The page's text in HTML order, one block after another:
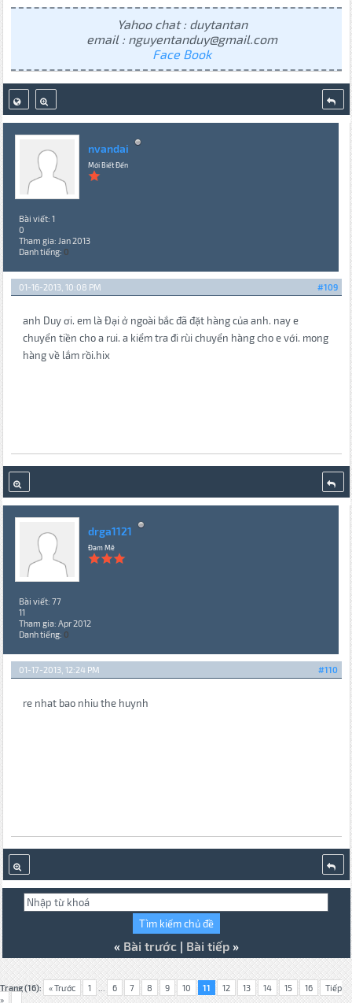
Yahoo chat : duytantan
email : nguyentanduy@gmail.com
Face Book
nvandai
Mới Biết Đến
Bài viết: 1
0
Tham gia: Jan 2013
Danh tiếng: 0
#109
01-16-2013, 10:08 PM
anh Duy ơi. em là Đại ở ngoài bắc đã đặt hàng của anh. nay e
chuyển tiền cho a rui. a kiểm tra đi rùi chuyển hàng cho e với. mong
hàng về lắm rồi.hix
drga1121
Đam Mê
Bài viết: 77
11
Tham gia: Apr 2012
Danh tiếng: 0
#110
01-17-2013, 12:24 PM
re nhat bao nhiu the huynh
« Bài trước| Bài tiếp»
Trang (16): « Trước 1 ... 6 7 8 9 10 11 12 13 14 15 16
Tiếp
»